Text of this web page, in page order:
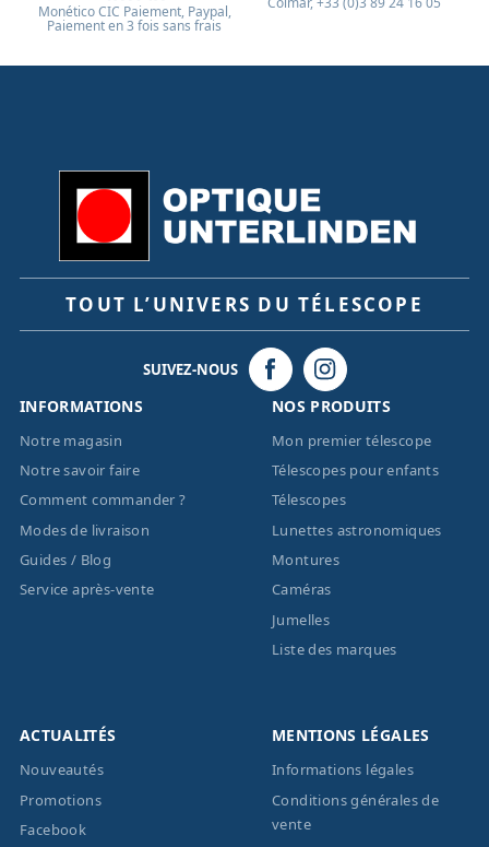
Monético CIC Paiement, Paypal,
Paiement en 3 fois sans frais
TOUT L’UNIVERS DU TÉLESCOPE
SUIVEZ-NOUS
INFORMATIONS
Notre magasin
Notre savoir faire
Comment commander ?
Modes de livraison
Guides / Blog
Service après-vente
NOS PRODUITS
Mon premier télescope
Télescopes pour enfants
Télescopes
Lunettes astronomiques
Montures
Caméras
Jumelles
Liste des marques
ACTUALITÉS
Nouveautés
Promotions
Facebook
MENTIONS LÉGALES
Informations légales
Conditions générales de
vente